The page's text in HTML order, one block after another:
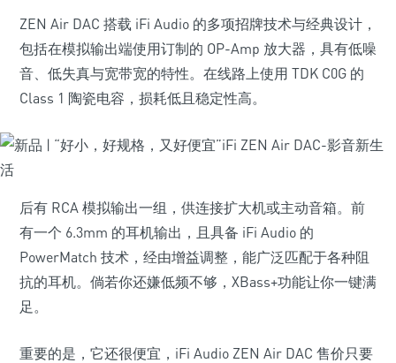
ZEN Air DAC 搭载 iFi Audio 的多项招牌技术与经典设计，
包括在模拟输出端使用订制的 OP-Amp 放大器，具有低噪
音、低失真与宽带宽的特性。在线路上使用 TDK C0G 的
Class 1 陶瓷电容，损耗低且稳定性高。
后有 RCA 模拟输出一组，供连接扩大机或主动音箱。前
有一个 6.3mm 的耳机输出，且具备 iFi Audio 的
PowerMatch 技术，经由增益调整，能广泛匹配于各种阻
抗的耳机。倘若你还嫌低频不够，XBass+功能让你一键满
足。
重要的是，它还很便宜，iFi Audio ZEN Air DAC 售价只要